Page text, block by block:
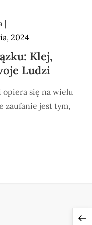
2024
Klej,
Ludzi
opiera się na wielu
zaufanie jest tym,